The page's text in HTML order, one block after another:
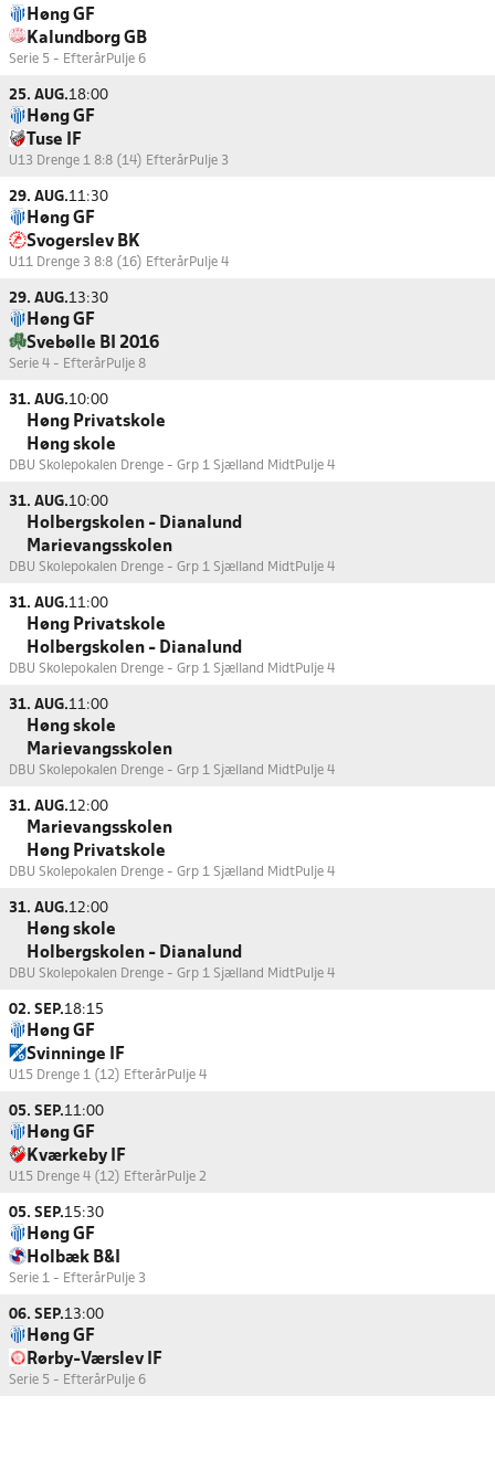
Høng GF
Kalundborg GB
Serie 5 - EfterårPulje 6
25. AUG.18:00
Høng GF
Tuse IF
U13 Drenge 1 8:8 (14) EfterårPulje 3
29. AUG.11:30
Høng GF
Svogerslev BK
U11 Drenge 3 8:8 (16) EfterårPulje 4
29. AUG.13:30
Høng GF
Svebølle BI 2016
Serie 4 - EfterårPulje 8
31. AUG.10:00
Høng Privatskole
Høng skole
DBU Skolepokalen Drenge - Grp 1 Sjælland MidtPulje 4
31. AUG.10:00
Holbergskolen - Dianalund
Marievangsskolen
DBU Skolepokalen Drenge - Grp 1 Sjælland MidtPulje 4
31. AUG.11:00
Høng Privatskole
Holbergskolen - Dianalund
DBU Skolepokalen Drenge - Grp 1 Sjælland MidtPulje 4
31. AUG.11:00
Høng skole
Marievangsskolen
DBU Skolepokalen Drenge - Grp 1 Sjælland MidtPulje 4
31. AUG.12:00
Marievangsskolen
Høng Privatskole
DBU Skolepokalen Drenge - Grp 1 Sjælland MidtPulje 4
31. AUG.12:00
Høng skole
Holbergskolen - Dianalund
DBU Skolepokalen Drenge - Grp 1 Sjælland MidtPulje 4
02. SEP.18:15
Høng GF
Svinninge IF
U15 Drenge 1 (12) EfterårPulje 4
05. SEP.11:00
Høng GF
Kværkeby IF
U15 Drenge 4 (12) EfterårPulje 2
05. SEP.15:30
Høng GF
Holbæk B&I
Serie 1 - EfterårPulje 3
06. SEP.13:00
Høng GF
Rørby-Værslev IF
Serie 5 - EfterårPulje 6